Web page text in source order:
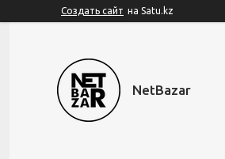
Создать сайт на Satu.kz
NetBazar